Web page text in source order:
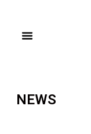
NEWS